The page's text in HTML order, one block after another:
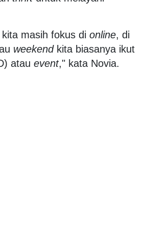
masih fokus di online, di
weekendkita biasanya ikut
atau event," kata Novia.